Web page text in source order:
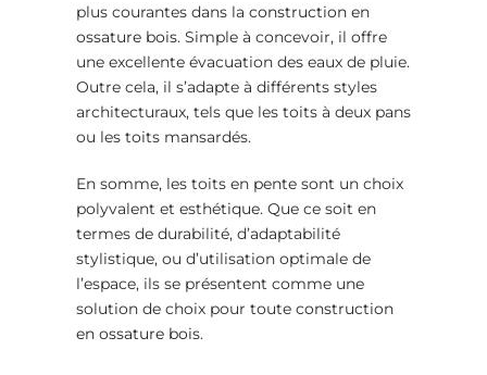
plus courantes dans la construction en
ossature bois. Simple à concevoir, il offre
une excellente évacuation des eaux de pluie.
Outre cela, il s’adapte à différents styles
architecturaux, tels que les toits à deux pans
ou les toits mansardés.
En somme, les toits en pente sont un choix
polyvalent et esthétique. Que ce soit en
termes de durabilité, d’adaptabilité
stylistique, ou d’utilisation optimale de
l’espace, ils se présentent comme une
solution de choix pour toute construction
en ossature bois.